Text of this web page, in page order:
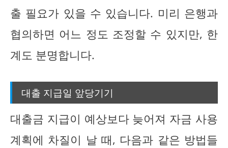
출 필요가 있을 수 있습니다. 미리 은행과
협의하면 어느 정도 조정할 수 있지만, 한
계도 분명합니다.
대출 지급일 앞당기기
대출금 지급이 예상보다 늦어져 자금 사용
계획에 차질이 날 때, 다음과 같은 방법들